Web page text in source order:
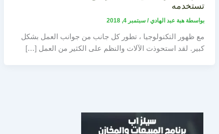
تستخدمه
بواسطة هبة عبد الهادي/ سبتمبر 4, 2018
مع ظهور التكنولوجيا ، تطور كل جانب من جوانب العمل بشكل
كبير. لقد استحوذت الآلات والنظم على الكثير من العمل […]